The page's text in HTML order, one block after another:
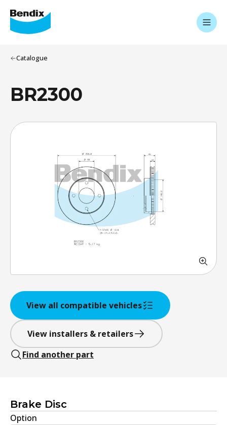
Catalogue
BR2300
View all compatible vehicles
View installers & retailers
Find another part
Brake Disc
Option